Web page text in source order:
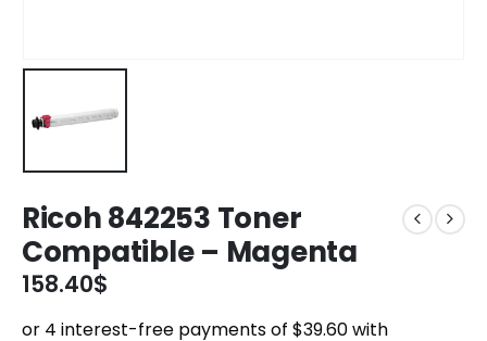
Ricoh 842253 Toner
Compatible – Magenta
158.40$